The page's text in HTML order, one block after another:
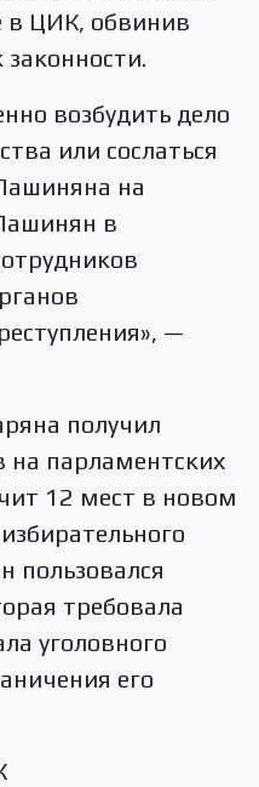
в ЦИК, обвинив
законности.
возбудить дело
или сослаться
на
в
—
получил
на парламентских
12 мест в новом
пользовался
требовала
уголовного
его